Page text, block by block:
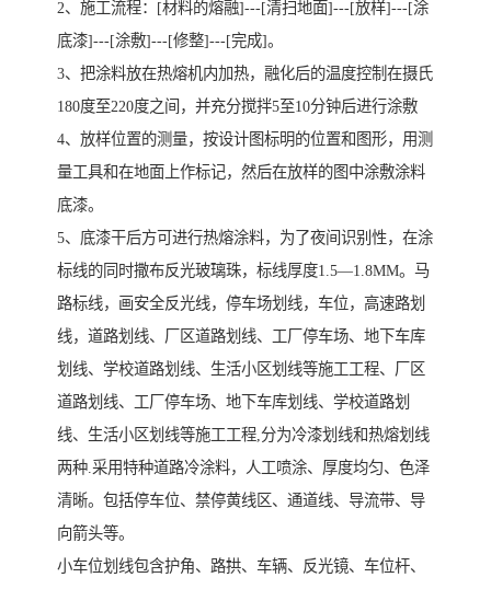
2、施工流程：[材料的熔融]---[清扫地面]---[放样]---[涂
底漆]---[涂敷]---[修整]---[完成]。
3、把涂料放在热熔机内加热，融化后的温度控制在摄氏
180度至220度之间，并充分搅拌5至10分钟后进行涂敷
4、放样位置的测量，按设计图标明的位置和图形，用测
量工具和在地面上作标记，然后在放样的图中涂敷涂料
底漆。
5、底漆干后方可进行热熔涂料，为了夜间识别性，在涂
标线的同时撒布反光玻璃珠，标线厚度1.5—1.8MM。马
路标线，画安全反光线，停车场划线，车位，高速路划
线，道路划线、厂区道路划线、工厂停车场、地下车库
划线、学校道路划线、生活小区划线等施工工程、厂区
道路划线、工厂停车场、地下车库划线、学校道路划
线、生活小区划线等施工工程,分为冷漆划线和热熔划线
两种.采用特种道路冷涂料，人工喷涂、厚度均匀、色泽
清晰。包括停车位、禁停黄线区、通道线、导流带、导
向箭头等。
小车位划线包含护角、路拱、车辆、反光镜、车位杆、